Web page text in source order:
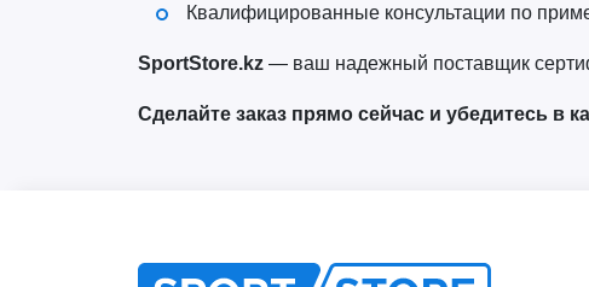
Квалифицированные консультации по
SportStore.kz— ваш надежный поставщик
Сделайте заказ прямо сейчас и убедитесь в